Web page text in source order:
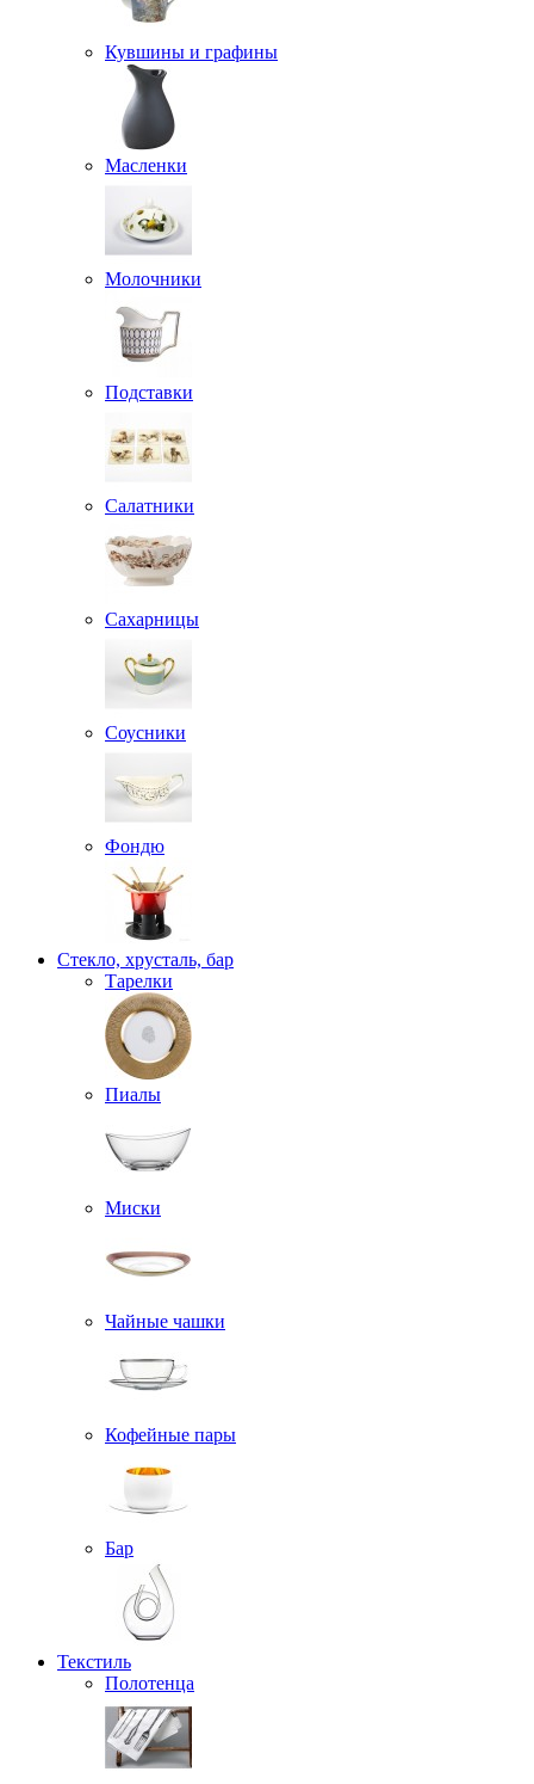
Кувшины и графины
Масленки
Молочники
Подставки
Салатники
Сахарницы
Соусники
Фондю
Стекло, хрусталь, бар
Тарелки
Пиалы
Миски
Чайные чашки
Кофейные пары
Бар
Текстиль
Полотенца